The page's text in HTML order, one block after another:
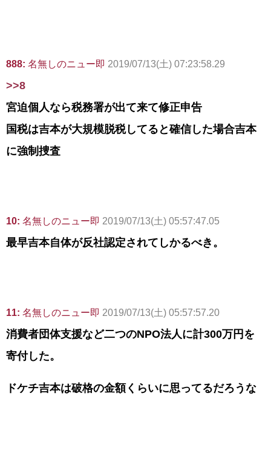
888: 名無しのニュー即 2019/07/13(土) 07:23:58.29
>>8
宮迫個人なら税務署が出て来て修正申告
国税は吉本が大規模脱税してると確信した場合吉本
に強制捜査
10: 名無しのニュー即 2019/07/13(土) 05:57:47.05
最早吉本自体が反社認定されてしかるべき。
11: 名無しのニュー即 2019/07/13(土) 05:57:57.20
消費者団体支援など二つのNPO法人に計300万円を
寄付した。
ドケチ吉本は破格の金額くらいに思ってるだろうな